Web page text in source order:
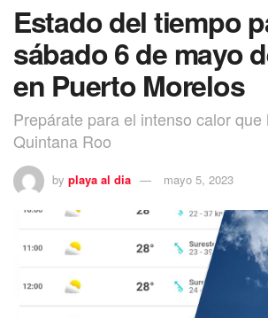
Estado del tiempo
sábado 6 de mayo
en Puerto Morelos
Prepárate para el intenso calor que
Quintana Roo
by playa al dia mayo 5, 2023